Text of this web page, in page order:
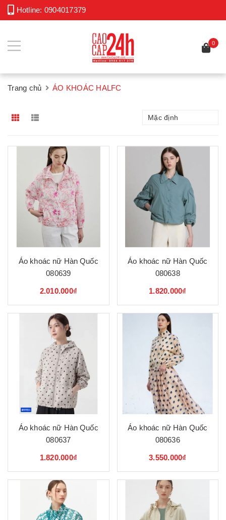
Hotline: 0904017379
0
Trang chủ ÁO KHOÁC HALFC
Mặc định
Áo khoác nữ Hàn Quốc
080639
2.010.000₫
Áo khoác nữ Hàn Quốc
080638
1.820.000₫
Áo khoác nữ Hàn Quốc
080637
1.820.000₫
Áo khoác nữ Hàn Quốc
080636
3.550.000₫